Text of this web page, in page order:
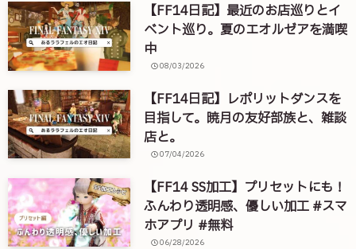
【FF14日記】最近のお店巡りとイ
ベント巡り。夏のエオルゼアを満喫
中
08/03/2026
【FF14日記】レポリットダンスを
目指して。暁月の友好部族と、雑談
店と。
07/04/2026
【FF14 SS加工】プリセットにも！
ふんわり透明感、優しい加工 #スマ
ホアプリ #無料
06/28/2026